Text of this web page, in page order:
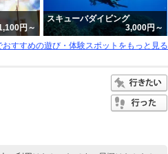
円～
スキューバダイビング
3,000円～
おすすめの遊び・体験スポットをもっと見る